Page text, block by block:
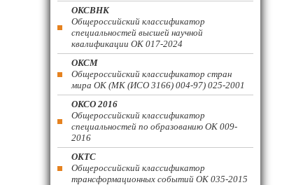
ОКСВНК
Общероссийский классификатор
специальностей высшей научной
квалификации ОК 017-2024
ОКСМ
Общероссийский классификатор стран
мира ОК (МК (ИСО 3166) 004-97) 025-2001
ОКСО 2016
Общероссийский классификатор
специальностей по образованию ОК 009-
2016
ОКТС
Общероссийский классификатор
трансформационных событий ОК 035-2015